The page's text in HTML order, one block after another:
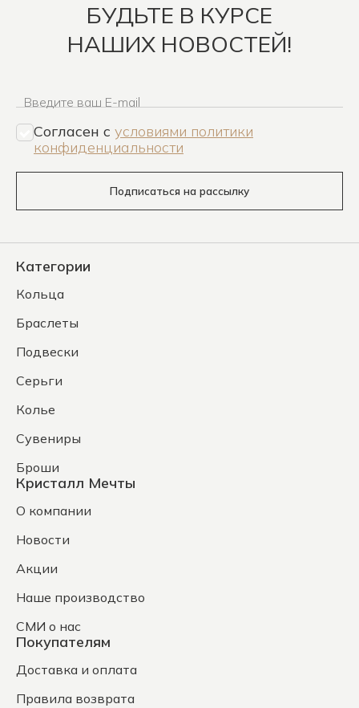
БУДЬТЕ В КУРСЕ
НАШИХ НОВОСТЕЙ!
Введите ваш E-mail
Согласен c условиями политики
конфиденциальности
Подписаться на рассылку
Категории
Кольца
Браслеты
Подвески
Серьги
Колье
Сувениры
Броши
Кристалл Мечты
О компании
Новости
Акции
Наше производство
СМИ о нас
Покупателям
Доставка и оплата
Правила возврата